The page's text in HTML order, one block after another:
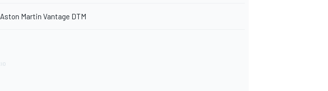
Aston Martin Vantage DTM